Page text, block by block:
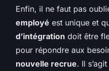
Enfin, il ne faut pas
employé est unique et
d’intégration doit être
pour répondre aux
nouvelle recrue. Il